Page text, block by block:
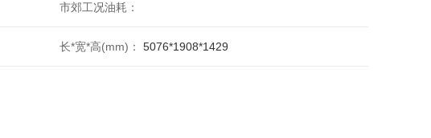
市郊工况油耗：
长*宽*高(mm)： 5076*1908*1429